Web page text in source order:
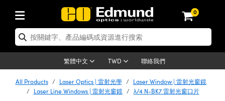
0
繁體中文 TWD 聯絡我們
| 光學產品
| 反射鏡
Optics | 雷射光學
| 雷射透鏡
| 光機組件
System | 光學籠式系統
| 顯微鏡
| Mitutoyo 物鏡
| 雷射
and Electronics | 雷射量
Lenses | 成像鏡頭
Lenses | 定焦鏡頭
| 遠心鏡頭
| 相機
Cameras | Gigabit乙太網相
and Illumination | 照明
Lighting | 機器視覺光源
|顯微鏡照明
Targets | 測試板
Targets | 解析度測試板
Targets | 畸變測試版
and Detection | 測試與監測
| 光學度量
Solutions | 機器視覺方案
and Production | 實驗室和生產
| 清潔用品
Handling Tools | 零件夾持用品
用選購
By Brand
Products | 新品專區
| 清倉品
| 清倉光學產品
Products | 重新認證產品
| 重新認證光學產品
| 重新認證光機組
All Products Laser Optics | 雷射光學
Laser Window | 雷射光窗鏡
Laser Line Windows | 雷射光窗鏡
λ/4 N-BK7 雷射光窗口片